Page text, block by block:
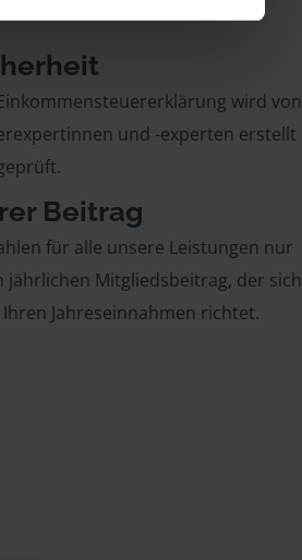
wird von
und -experten erstellt
Beitrag
für alle unsere Leistungen nur
jährlichen Mitgliedsbeitrag, der sich
Jahreseinnahmen richtet.